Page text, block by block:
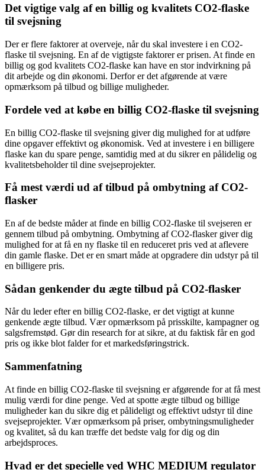
Det vigtige valg af en billig og kvalitets CO2-flaske
til svejsning
Der er flere faktorer at overveje, når du skal investere i en CO2-
flaske til svejsning. En af de vigtigste faktorer er prisen. At finde en
billig og god kvalitets CO2-flaske kan have en stor indvirkning på
dit arbejde og din økonomi. Derfor er det afgørende at være
opmærksom på tilbud og billige muligheder.
Fordele ved at købe en billig CO2-flaske til svejsning
En billig CO2-flaske til svejsning giver dig mulighed for at udføre
dine opgaver effektivt og økonomisk. Ved at investere i en billigere
flaske kan du spare penge, samtidig med at du sikrer en pålidelig og
kvalitetsbeholder til dine svejseprojekter.
Få mest værdi ud af tilbud på ombytning af CO2-
flasker
En af de bedste måder at finde en billig CO2-flaske til svejseren er
gennem tilbud på ombytning. Ombytning af CO2-flasker giver dig
mulighed for at få en ny flaske til en reduceret pris ved at aflevere
din gamle flaske. Det er en smart måde at opgradere din udstyr på til
en billigere pris.
Sådan genkender du ægte tilbud på CO2-flasker
Når du leder efter en billig CO2-flaske, er det vigtigt at kunne
genkende ægte tilbud. Vær opmærksom på prisskilte, kampagner og
salgsfremstød. Gør din research for at sikre, at du faktisk får en god
pris og ikke blot falder for et markedsføringstrick.
Sammenfatning
At finde en billig CO2-flaske til svejsning er afgørende for at få mest
mulig værdi for dine penge. Ved at spotte ægte tilbud og billige
muligheder kan du sikre dig et pålideligt og effektivt udstyr til dine
svejseprojekter. Vær opmærksom på priser, ombytningsmuligheder
og kvalitet, så du kan træffe det bedste valg for dig og din
arbejdsproces.
Hvad er det specielle ved WHC MEDIUM regulator